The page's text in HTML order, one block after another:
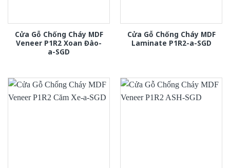
Cửa Gỗ Chống Cháy MDF
Veneer P1R2 Xoan Đào-
a-SGD
Cửa Gỗ Chống Cháy MDF
Laminate P1R2-a-SGD